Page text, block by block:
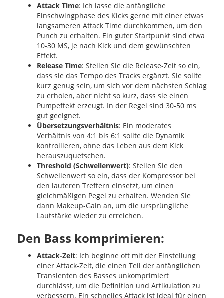
Attack Time: Ich lasse die anfängliche
Einschwingphase des Kicks gerne mit einer etwas
langsameren Attack Time durchkommen, um den
Punch zu erhalten. Ein guter Startpunkt sind etwa
10-30 MS, je nach Kick und dem gewünschten
Effekt.
Release Time: Stellen Sie die Release-Zeit so ein,
dass sie das Tempo des Tracks ergänzt. Sie sollte
kurz genug sein, um sich vor dem nächsten Schlag
zu erholen, aber nicht so kurz, dass sie einen
Pumpeffekt erzeugt. In der Regel sind 30-50 ms
gut geeignet.
Übersetzungsverhältnis: Ein moderates
Verhältnis von 4:1 bis 6:1 sollte die Dynamik
kontrollieren, ohne das Leben aus dem Kick
herauszuquetschen.
Threshold (Schwellenwert): Stellen Sie den
Schwellenwert so ein, dass der Kompressor bei
den lauteren Treffern einsetzt, um einen
gleichmäßigen Pegel zu erhalten. Wenden Sie
dann Makeup-Gain an, um die ursprüngliche
Lautstärke wieder zu erreichen.
Den Bass komprimieren:
Attack-Zeit: Ich beginne oft mit der Einstellung
einer Attack-Zeit, die einen Teil der anfänglichen
Transienten des Basses unkomprimiert
durchlässt, um die Definition und Artikulation zu
verbessern. Ein schnelles Attack ist ideal für einen